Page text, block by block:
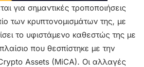
για σημαντικές τροποποιήσεις
των κρυπτονομισμάτων της, με
το υφιστάμενο καθεστώς της με
που θεσπίστηκε με την
Assets (MiCA). Οι αλλαγές